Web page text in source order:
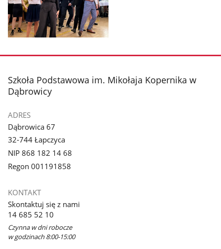
galerii.
stopka
Szkoła Podstawowa im. Mikołaja Kopernika w
Dąbrowicy
ADRES
Dąbrowica 67
32-744 Łapczyca
NIP 868 182 14 68
Regon 001191858
KONTAKT
Skontaktuj się z nami
14 685 52 10
Czynna w dni robocze
w godzinach 8:00-15:00